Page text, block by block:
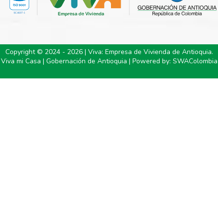
Copyright © 2024 - 2026 | Viva: Empresa de Vivienda de Antioquia.
Viva mi Casa | Gobernación de Antioquia | Powered by: SWAColombia